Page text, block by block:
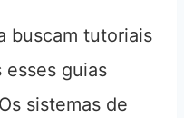
buscam tutoriais
guias
sistemas de